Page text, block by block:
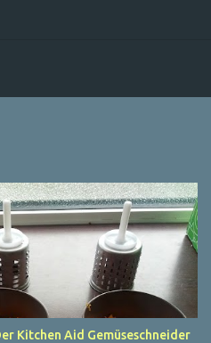
Kitchen Aid Gemüseschneider